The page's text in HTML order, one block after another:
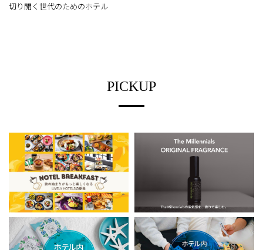
切り開く世代のためのホテル
PICKUP